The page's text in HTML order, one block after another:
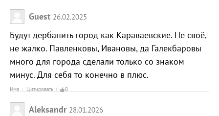
Guest 26.02.2025
Будут дербанить город как Караваевские. Не своё,
не жалко. Павленковы, Ивановы, да Галекбаровы
много для города сделали только со знаком
минус. Для себя то конечно в плюс.
Имя Цитировать 0
Aleksandr 28.01.2026